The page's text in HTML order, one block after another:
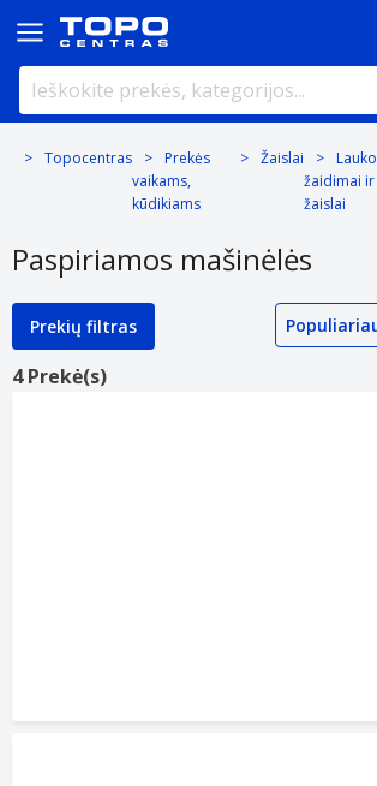
Topocentras
Prekės
vaikams,
kūdikiams
Žaislai
Lauko
žaidimai ir
žaislai
Paspiriamos mašinėlės
Prekių filtras
4 Prekė(s)